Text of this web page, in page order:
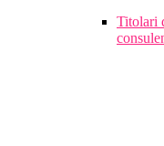
Titolari